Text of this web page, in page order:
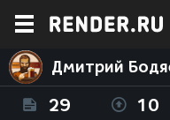
Дмитрий
29 10